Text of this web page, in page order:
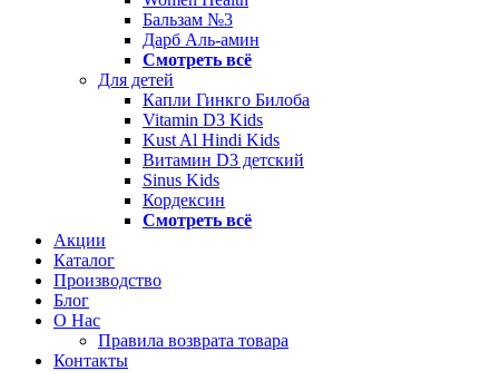
Бальзам №3
Дарб Аль-амин
Смотреть всё
Для детей
Капли Гинкго Билоба
Vitamin D3 Kids
Kust Al Hindi Kids
Витамин D3 детский
Sinus Kids
Кордексин
Смотреть всё
Акции
Каталог
Производство
Блог
О Нас
Правила возврата товара
Контакты